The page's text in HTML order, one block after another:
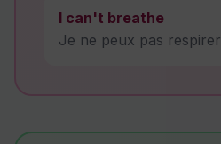
I can't breathe
Je ne peux pas respirer